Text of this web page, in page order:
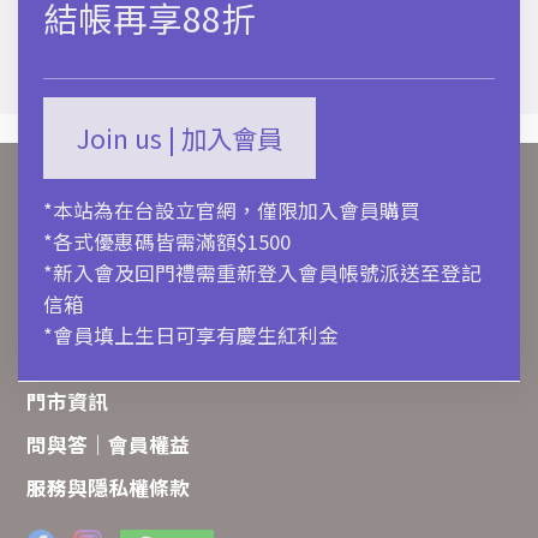
結帳再享88折
Join us | 加入會員
*本站為在台設立官網，僅限加入會員購買
*各式優惠碼皆需滿額$1500
*新入會及回門禮需重新登入會員帳號派送至登記
信箱
*會員填上生日可享有慶生紅利金
關於ALDO
購物流程
聯絡我們
商品保養
門市資訊
問與答｜會員權益
服務與隱私權條款